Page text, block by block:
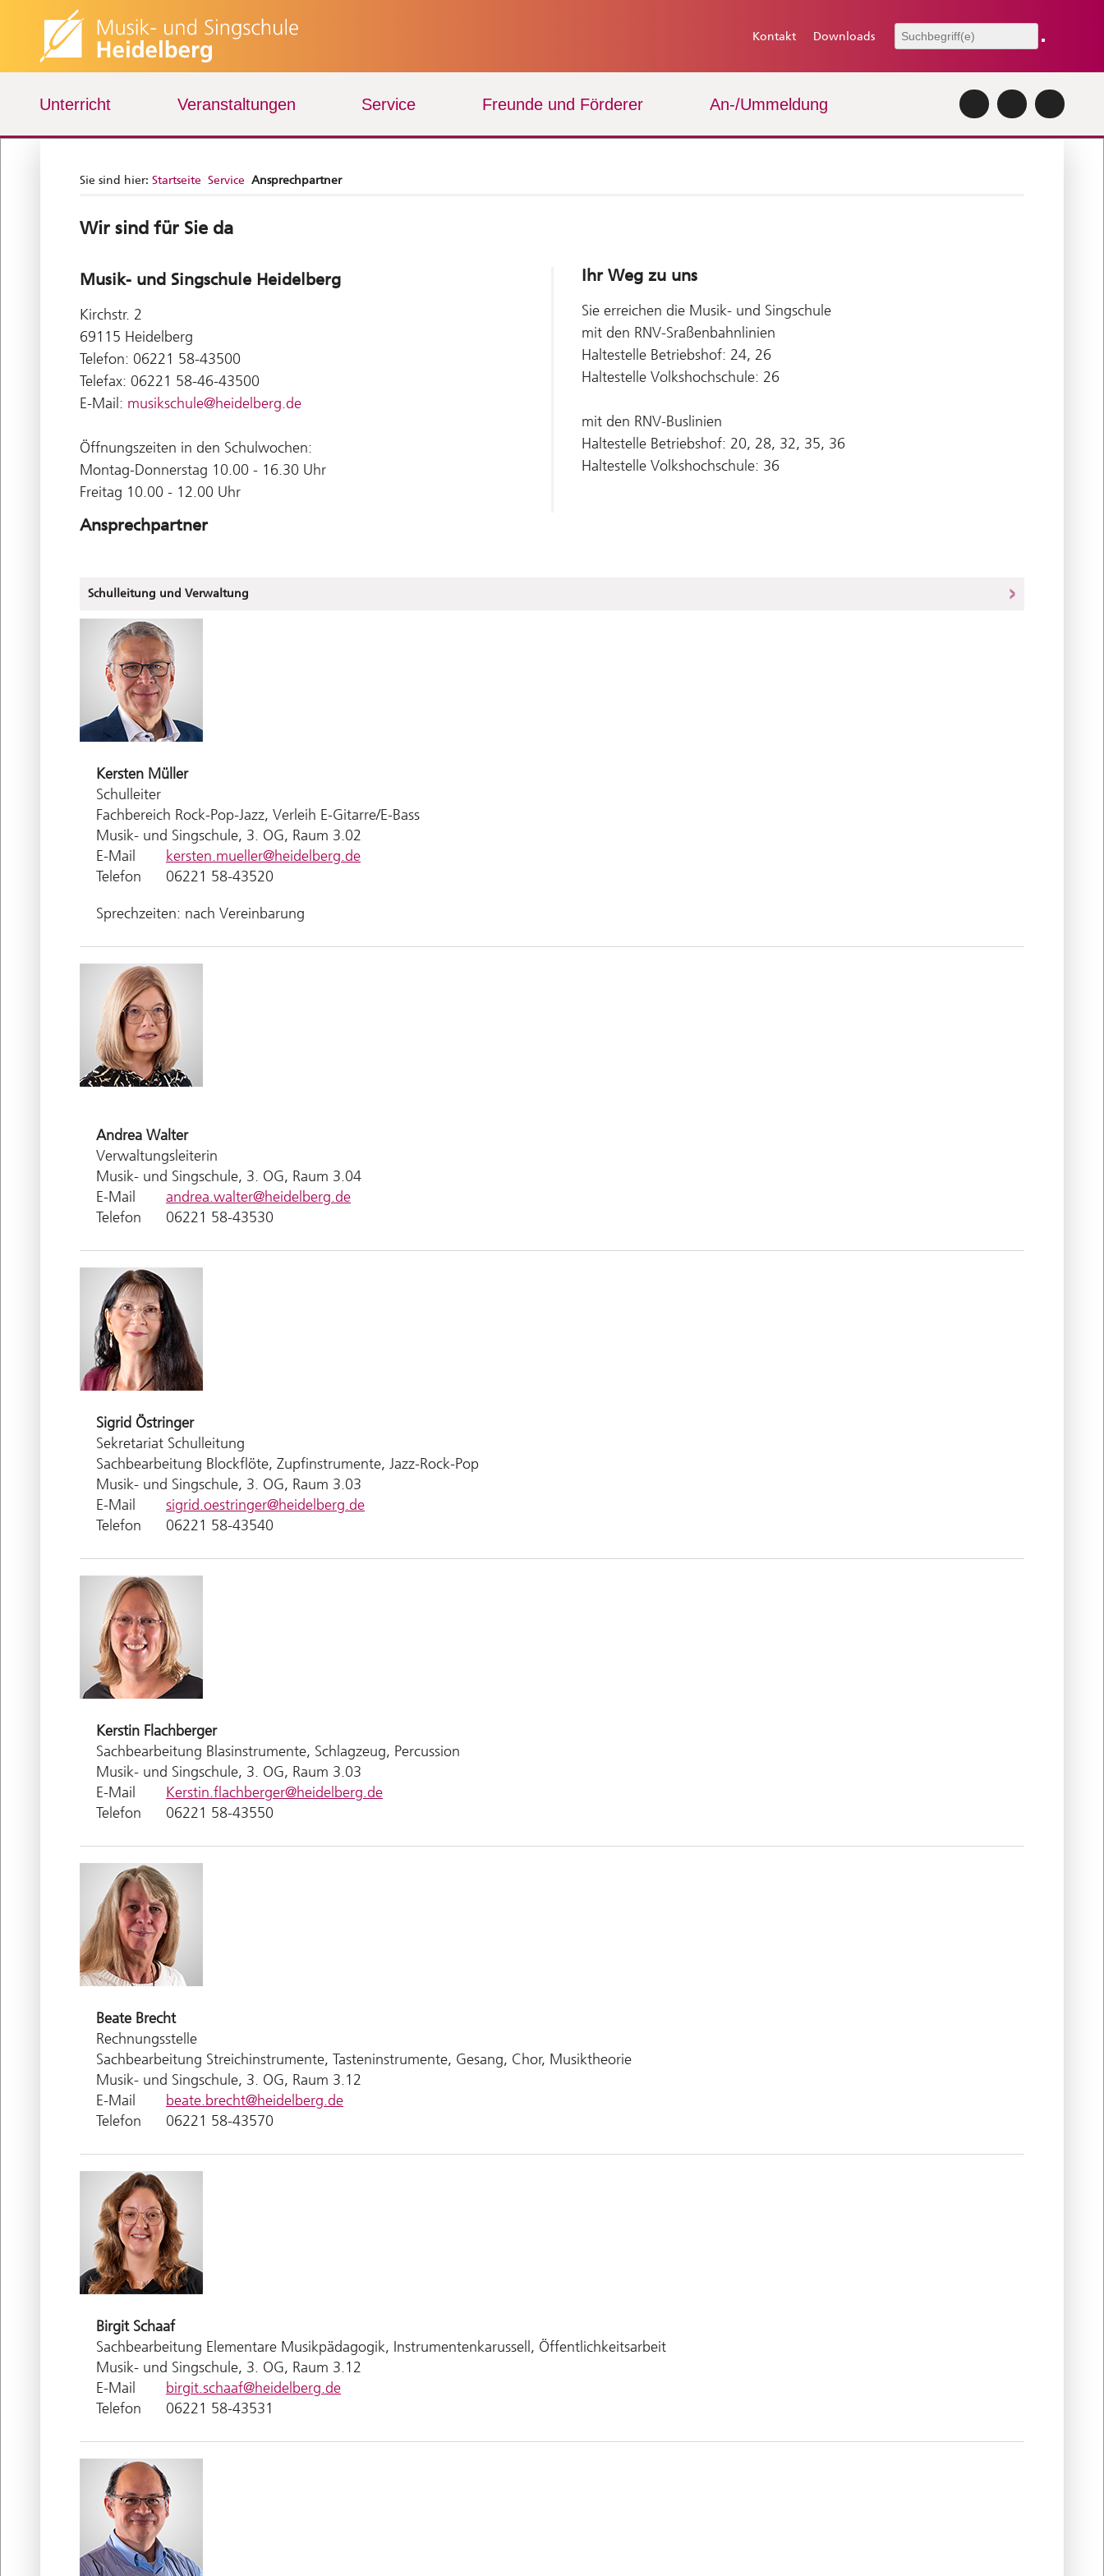
Kontakt Downloads
Unterricht Veranstaltungen Service Freunde und Förderer An-/Ummeldung
Sie sind hier: Startseite Service Ansprechpartner
Wir sind für Sie da
Musik- und Singschule Heidelberg
Kirchstr. 2
69115 Heidelberg
Telefon: 06221 58-43500
Telefax: 06221 58-46-43500
E-Mail: musikschule@heidelberg.de
Öffnungszeiten in den Schulwochen:
Montag-Donnerstag 10.00 - 16.30 Uhr
Freitag 10.00 - 12.00 Uhr
Ihr Weg zu uns
Sie erreichen die Musik- und Singschule
mit den RNV-Sraßenbahnlinien
Haltestelle Betriebshof: 24, 26
Haltestelle Volkshochschule: 26
mit den RNV-Buslinien
Haltestelle Betriebshof: 20, 28, 32, 35, 36
Haltestelle Volkshochschule: 36
Ansprechpartner
Schulleitung und Verwaltung
Kersten Müller
Schulleiter
Fachbereich Rock-Pop-Jazz, Verleih E-Gitarre/E-Bass
Musik- und Singschule, 3. OG, Raum 3.02
E-Mail
kersten.mueller@heidelberg.de
Telefon
06221 58-43520
Sprechzeiten: nach Vereinbarung
Andrea Walter
Verwaltungsleiterin
Musik- und Singschule, 3. OG, Raum 3.04
E-Mail
andrea.walter@heidelberg.de
Telefon
06221 58-43530
Sigrid Östringer
Sekretariat Schulleitung
Sachbearbeitung Blockflöte, Zupfinstrumente, Jazz-Rock-Pop
Musik- und Singschule, 3. OG, Raum 3.03
E-Mail
sigrid.oestringer@heidelberg.de
Telefon
06221 58-43540
Kerstin Flachberger
Sachbearbeitung Blasinstrumente, Schlagzeug, Percussion
Musik- und Singschule, 3. OG, Raum 3.03
E-Mail
Kerstin.flachberger@heidelberg.de
Telefon
06221 58-43550
Beate Brecht
Rechnungsstelle
Sachbearbeitung Streichinstrumente, Tasteninstrumente, Gesang, Chor, Musiktheorie
Musik- und Singschule, 3. OG, Raum 3.12
E-Mail
beate.brecht@heidelberg.de
Telefon
06221 58-43570
Birgit Schaaf
Sachbearbeitung Elementare Musikpädagogik, Instrumentenkarussell, Öffentlichkeitsarbeit
Musik- und Singschule, 3. OG, Raum 3.12
E-Mail
birgit.schaaf@heidelberg.de
Telefon
06221 58-43531